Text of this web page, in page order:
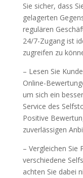
Sie sicher, dass
gelagerten
regulären
24/7-Zugang ist
zugreifen zu
– Lesen Sie
Online-
um sich ein
Service des
Positive
zuverlässigen
– Vergleichen Sie
verschiedene
achten Sie dabei